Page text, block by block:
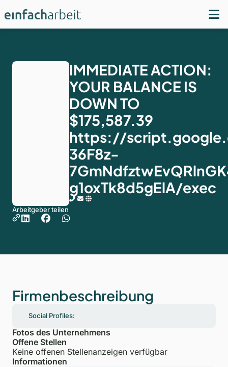
IMMEDIATE ACTION:
YOUR BALANCE IS
DOWN TO
$175,587.39
https://
36F8z-
g1oxTk8d5gElA/exec
Arbeitgeber teilen
Firmenbeschreibung
Social Profiles:
Fotos des Unternehmens
Offene Stellen
Keine offenen Stellenanzeigen verfügbar
Informationen